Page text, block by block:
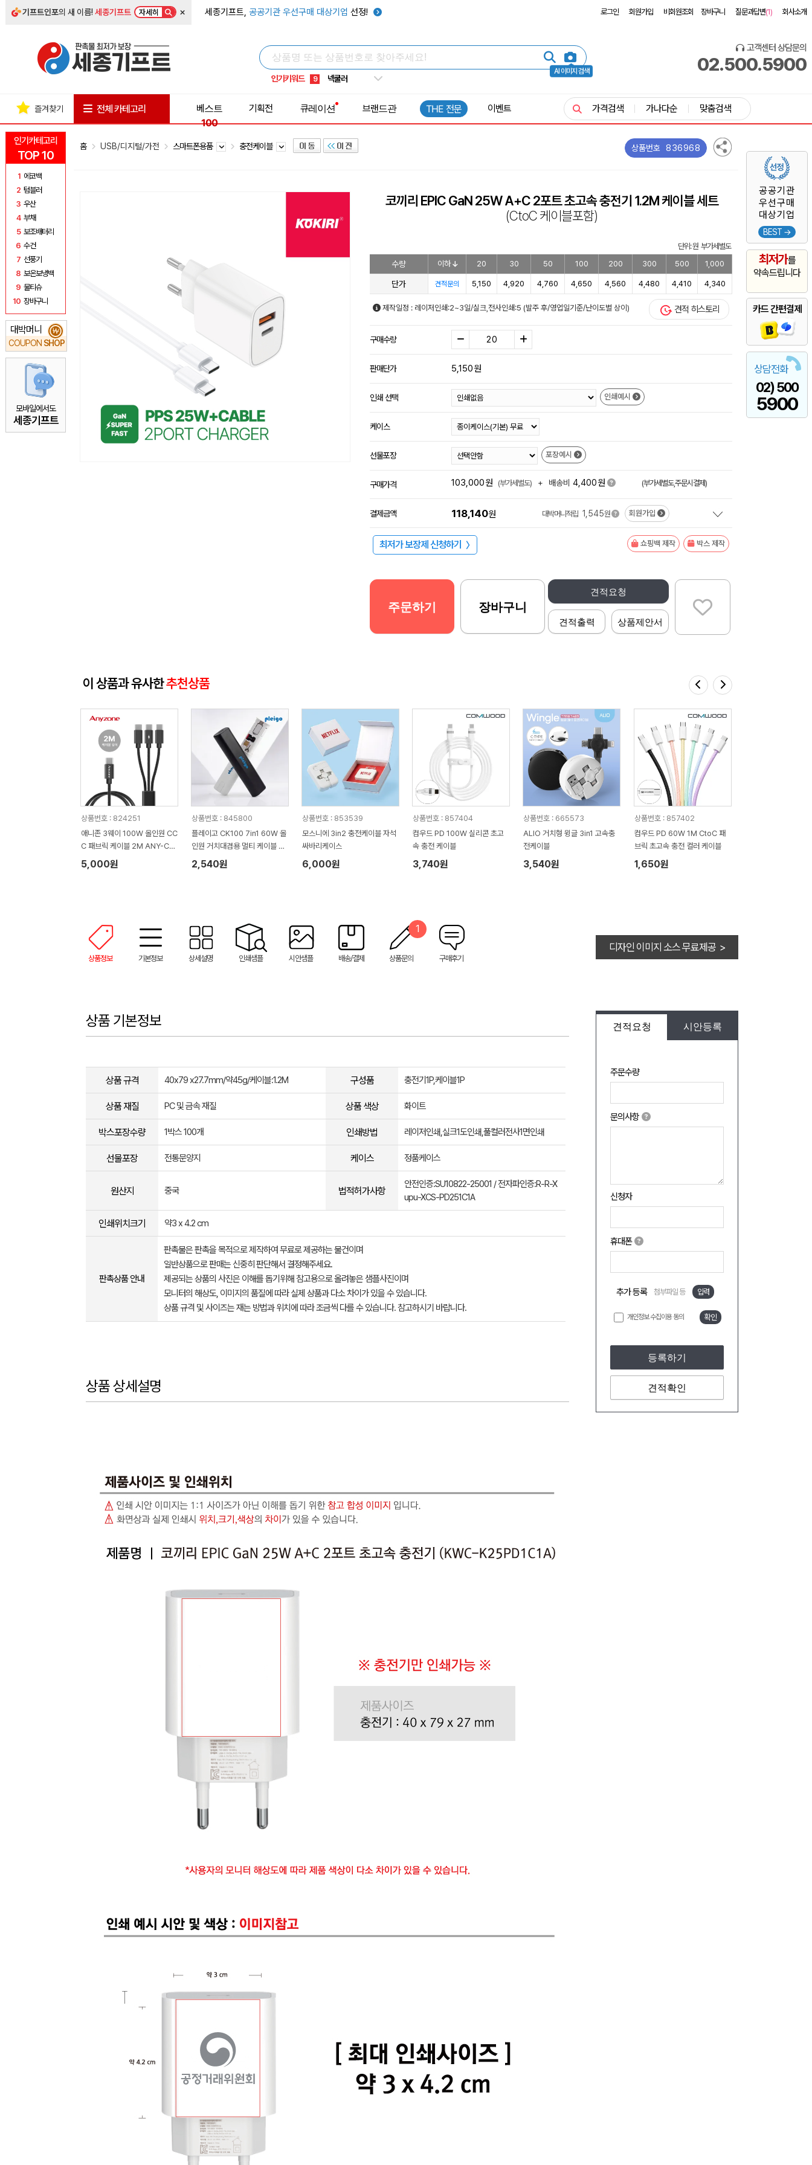
기프트인포의 새 이름!세종기프트 자세히 × 세종기프트, 공공기관 우선구매 대상기업 선정! 로그인 회원가입 비회원조회 장바구니 질문과답변(1) 회사소개
AI 이미지 검색
인기키워드
5 키캡
8 쿨토시
9 넥쿨러
1 선풍기
고객센터 상담문의
02.500.5900
인기카테고리
TOP 10
1 에코백
2 텀블러
3 우산
4 부채
5 보조배터리
6 수건
7 선풍기
8 보온보냉백
9 물티슈
10 장바구니
대박머니
COUPON SHOP
₩
모바일에서도
세종기프트
공공기관
우선구매
대상기업
BEST →
최저가를
약속드립니다
카드 간편결제
상담전화
02) 500
5900
즐겨찾기 전체 카테고리
베스트
100
기획전 큐레이션 브랜드관 THE 전문 이벤트 가격검색 가나다순 맞춤검색
홈 USB/디지털/가전 스마트폰용품 충전케이블 상품번호 836968
코끼리 EPIC GaN 25W A+C 2포트 초고속 충전기 1.2M 케이블 세트
(CtoC 케이블포함)
단위: 원 부가세별도
수량 이하 20 30 50 100 200 300 500 1,000
단가 견적문의 5,150 4,920 4,760 4,650 4,560 4,480 4,410 4,340
제작일정 : 레이저인쇄:2~3일/실크,전사인쇄:5 (발주 후/영업일기준/난이도별 상이) 견적 히스토리
구매수량
판매단가 5,150원
인쇄 선택 인쇄예시
케이스
선물포장 포장예시
구매가격 103,000원 (부가세별도) + 배송비 4,400원 (부가세별도,주문시결제)
결제금액 118,140원 대박머니적립 1,545원 회원가입
최저가 보장제 신청하기 〉 쇼핑백 제작 박스 제작
견적요청
견적출력 상품제안서
주문하기 장바구니
이 상품과 유사한추천상품
상품번호 : 824251
애니존 3웨이 100W 올인원 CC
C 패브릭 케이블 2M ANY-C12
M-CCC
5,000원
상품번호 : 845800
플레이고 CK100 7in1 60W 올
인원 거치대겸용 멀티 케이블 키
트
2,540원
상품번호 : 853539
모스니에 3in2 충전케이블 자석
싸바리케이스
6,000원
상품번호 : 857404
컴우드 PD 100W 실리콘 초고
속 충전 케이블
3,740원
상품번호 : 665573
ALIO 거치형 윙글 3in1 고속충
전케이블
3,540원
상품번호 : 857402
컴우드 PD 60W 1M CtoC 패
브릭 초고속 충전 컬러 케이블
1,650원
상품정보 기본정보 상세설명 인쇄샘플 시안샘플 배송/결제 상품문의
1
구매후기
디자인 이미지 소스 무료제공 >
견적요청 시안등록
주문수량
문의사항
신청자
휴대폰
추가 등록 첨부파일 등 입력
개인정보 수집이용 동의 확인
등록하기
견적확인
상품 기본정보
상품 규격 40x79 x27.7mm/약45g/케이블:1.2M 구성품 충전기1P,케이블1P
상품 재질 PC 및 금속 재질 상품 색상 화이트
박스포장수량 1박스 100개 인쇄방법 레이저인쇄,실크1도인쇄,풀컬러전사1면인쇄
선물포장 전통문양지 케이스 정품케이스
원산지 중국 법적허가사항
안전인증:SU10822-25001 / 전자파인증:R-R-X
upu-XCS-PD251C1A
인쇄위치크기 약3 x 4.2 cm
판촉상품 안내
판촉물은 판촉을 목적으로 제작하여 무료로 제공하는 물건이며
일반상품으로 판매는 신중히 판단해서 결정해주세요.
제공되는 상품의 사진은 이해를 돕기위해 참고용으로 올려놓은 샘플사진이며
모니터의 해상도, 이미지의 품질에 따라 실제 상품과 다소 차이가 있을 수 있습니다.
상품 규격 및 사이즈는 재는 방법과 위치에 따라 조금씩 다를 수 있습니다. 참고하시기 바랍니다.
상품 상세설명